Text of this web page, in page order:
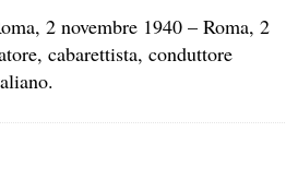
2 novembre 1940 – Roma, 2
cabarettista, conduttore